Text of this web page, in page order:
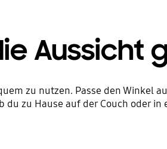
Aussicht
zu nutzen. Passe den Winkel
zu Hause auf der Couch oder in